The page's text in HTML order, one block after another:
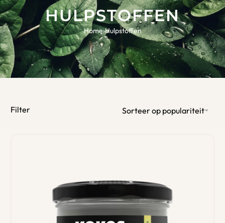
HULPSTOFFEN
Home›Hulpstoffen
Sorteer op populariteit
Filter